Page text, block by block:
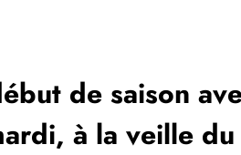
de saison
à la veille